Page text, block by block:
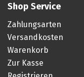
Shop Service
Zahlungsarten
Versandkosten
Warenkorb
Zur Kasse